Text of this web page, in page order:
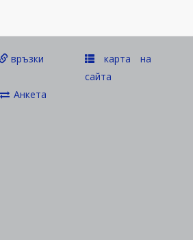
връзки
карта на
сайта
Анкета